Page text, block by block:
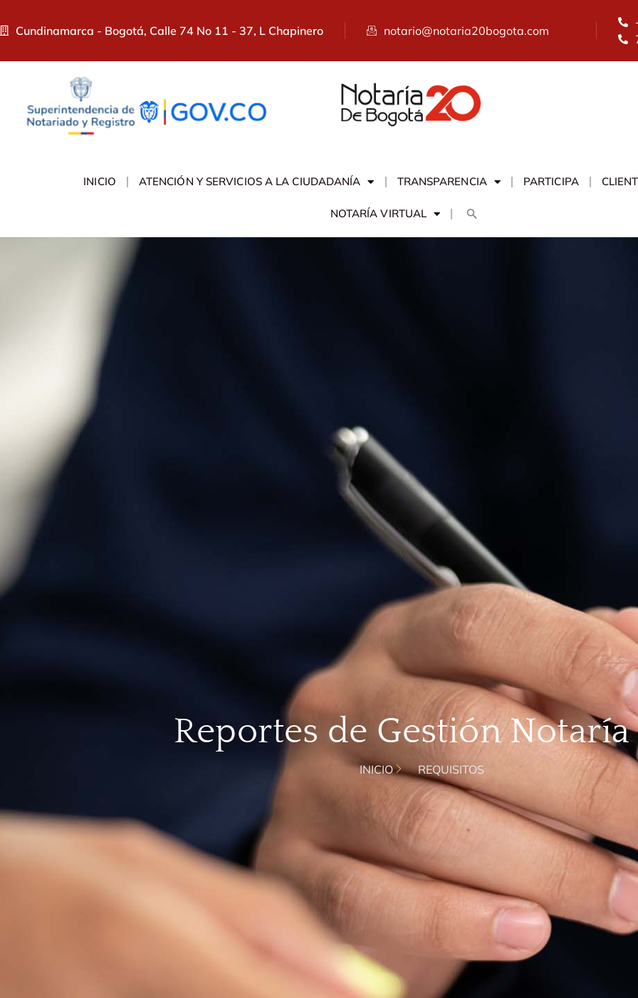
Cundinamarca - Bogotá, Calle 74 No 11 - 37, L Chapinero notario@notaria20bogota.com
INICIO ATENCIÓN Y SERVICIOS A LA CIUDADANÍA TRANSPARENCIA PARTICIPA
NOTARÍA VIRTUAL
Reportes de Gestión
INICIO REQUISITOS